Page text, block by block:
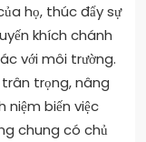
họ, thúc đẩy sự
khích chánh
với môi trường.
trọng, nâng
niệm biến việc
chung có chủ